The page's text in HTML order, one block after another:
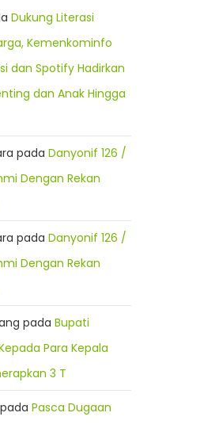
Dukung Literasi
Kemenkominfo
dan Spotify Hadirkan
dan Anak Hingga
padaDanyonif 126 /
Dengan Rekan
padaDanyonif 126 /
Dengan Rekan
padaBupati
Para Kepala
3 T
padaPasca Dugaan